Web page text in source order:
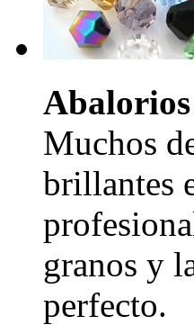
Muchos
brillantes
granos y
perfecto.